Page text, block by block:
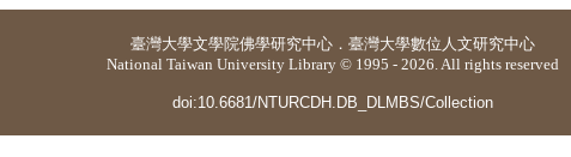
臺灣大學文學院佛學研究中心 ． 臺灣大學數位人文研究中心
National Taiwan University Library © 1995 - 2026. All rights reserved
doi:10.6681/NTURCDH.DB_DLMBS/Collection